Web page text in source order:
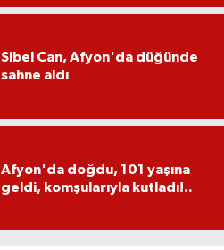
Sibel Can, Afyon'da düğünde
sahne aldı
Afyon'da doğdu, 101 yaşına
geldi, komşularıyla kutladı!..